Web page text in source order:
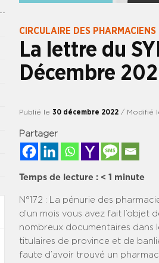
CIRCULAIRE DES PHARMACIENS
La lettre du
Décembre
Publié le 30 décembre 2022 / Modifié
Partager
Temps de lecture : < 1 minute
N°172 : La pénurie des
d’un mois vous avez fait l’objet
nombreux documentaires dans
titulaires de province et de
faute d’avoir trouvé un